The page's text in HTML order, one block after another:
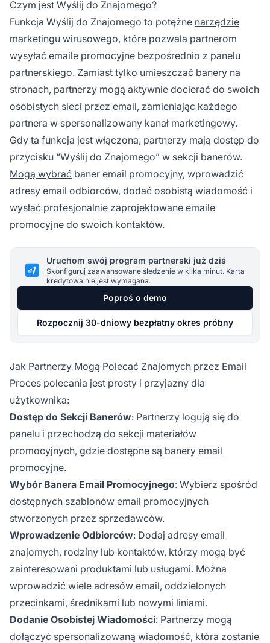
Czym jest Wyślij do Znajomego?
Funkcja Wyślij do Znajomego to potężne narzędzie
marketingu wirusowego, które pozwala partnerom
wysyłać emaile promocyjne bezpośrednio z panelu
partnerskiego. Zamiast tylko umieszczać banery na
stronach, partnerzy mogą aktywnie docierać do swoich
osobistych sieci przez email, zamieniając każdego
partnera w spersonalizowany kanał marketingowy.
Gdy ta funkcja jest włączona, partnerzy mają dostęp do
przycisku “Wyślij do Znajomego” w sekcji banerów.
Mogą wybrać baner email promocyjny, wprowadzić
adresy email odbiorców, dodać osobistą wiadomość i
wysłać profesjonalnie zaprojektowane emaile
promocyjne do swoich kontaktów.
Uruchom swój program partnerski już dziś
Skonfiguruj zaawansowane śledzenie w kilka minut. Karta
kredytowa nie jest wymagana.
Poproś o demo
Rozpocznij 30-dniowy bezpłatny okres próbny
Jak Partnerzy Mogą Polecać Znajomych przez Email
Proces polecania jest prosty i przyjazny dla
użytkownika:
Dostęp do Sekcji Banerów: Partnerzy logują się do
panelu i przechodzą do sekcji materiałów
promocyjnych, gdzie dostępne są banery email
promocyjne.
Wybór Banera Email Promocyjnego: Wybierz spośród
dostępnych szablonów email promocyjnych
stworzonych przez sprzedawców.
Wprowadzenie Odbiorców: Dodaj adresy email
znajomych, rodziny lub kontaktów, którzy mogą być
zainteresowani produktami lub usługami. Można
wprowadzić wiele adresów email, oddzielonych
przecinkami, średnikami lub nowymi liniami.
Dodanie Osobistej Wiadomości: Partnerzy mogą
dołączyć spersonalizowaną wiadomość, która zostanie